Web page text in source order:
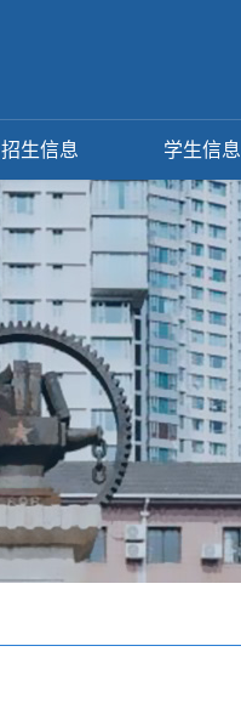
招生信息 学生信息